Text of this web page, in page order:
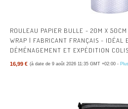
ROULEAU PAPIER BULLE - 20M X
WRAP | FABRICANT FRANÇAIS - IDÉAL
DÉMÉNAGEMENT ET EXPÉDITION
ÉPAISSEUR RENFORCÉE
16,99 € (à date de 9 août 2026 11:35 GMT +02:00 -